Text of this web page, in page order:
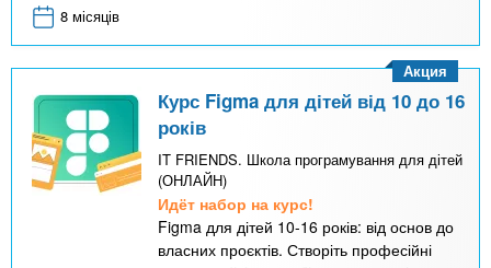
8 місяців
Курс Figma для дітей від 10 до 16
років
IT FRIENDS. Школа програмування для дітей
(ОНЛАЙН)
Идёт набор на курс!
Figma для дітей 10-16 років: від основ до
власних проєктів. Створіть професійні
Акция